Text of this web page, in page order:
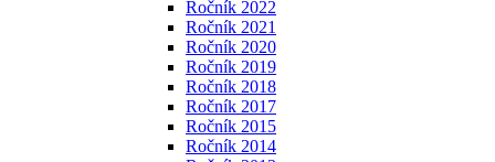
Ročník 2022
Ročník 2021
Ročník 2020
Ročník 2019
Ročník 2018
Ročník 2017
Ročník 2015
Ročník 2014